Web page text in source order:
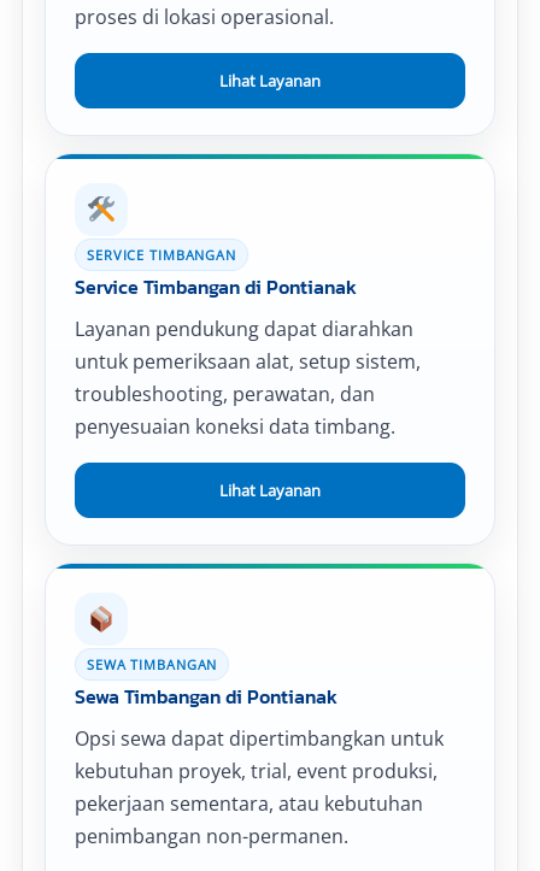
proses di lokasi operasional.
Lihat Layanan
SERVICE TIMBANGAN
Service Timbangan di Pontianak
Layanan pendukung dapat diarahkan
untuk pemeriksaan alat, setup sistem,
troubleshooting, perawatan, dan
penyesuaian koneksi data timbang.
Lihat Layanan
SEWA TIMBANGAN
Sewa Timbangan di Pontianak
Opsi sewa dapat dipertimbangkan untuk
kebutuhan proyek, trial, event produksi,
pekerjaan sementara, atau kebutuhan
penimbangan non-permanen.